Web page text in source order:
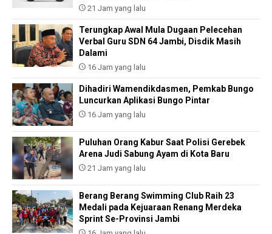
21 Jam yang lalu
Terungkap Awal Mula Dugaan Pelecehan
Verbal Guru SDN 64 Jambi, Disdik Masih
Dalami
16 Jam yang lalu
Dihadiri Wamendikdasmen, Pemkab Bungo
Luncurkan Aplikasi Bungo Pintar
16 Jam yang lalu
Puluhan Orang Kabur Saat Polisi Gerebek
Arena Judi Sabung Ayam di Kota Baru
21 Jam yang lalu
Berang Berang Swimming Club Raih 23
Medali pada Kejuaraan Renang Merdeka
Sprint Se-Provinsi Jambi